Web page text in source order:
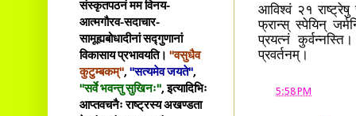
आविश्वं २१ राष्ट्रेषु
फ्रान्स् स्पेयिन्
प्रयत्नं
प्रवर्तनम्।
5:58 PM
संस्कृतपठनं मम विनय-
आत्मगौरव-सदाचार-
सामूह्यबोधादीनां सद्गुणानां
विकासाय प्रभावयति। "वसुधैव
कुटुम्बकम्", "सत्यमेव जयते",
"सर्वे भवन्तु सुखिनः", इत्यादिभिः
आप्तवचनैः राष्ट्रस्य अखण्डता